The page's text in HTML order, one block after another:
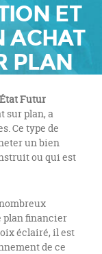
ET
ACHAT
PLAN
Futur
sur plan, a
Ce type de
un bien
ou qui est
plan financier
éclairé, il est
de ce